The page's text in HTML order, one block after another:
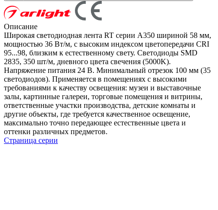
Описание
Широкая светодиодная лента RT серии A350 шириной 58 мм,
мощностью 36 Вт/м, с высоким индексом цветопередачи CRI
95...98, близким к естественному свету. Светодиоды SMD
2835, 350 шт/м, дневного цвета свечения (5000K).
Напряжение питания 24 В. Минимальный отрезок 100 мм (35
светодиодов). Применяется в помещениях с высокими
требованиями к качеству освещения: музеи и выставочные
залы, картинные галереи, торговые помещения и витрины,
ответственные участки производства, детские комнаты и
другие объекты, где требуется качественное освещение,
максимально точно передающее естественные цвета и
оттенки различных предметов.
Страница серии